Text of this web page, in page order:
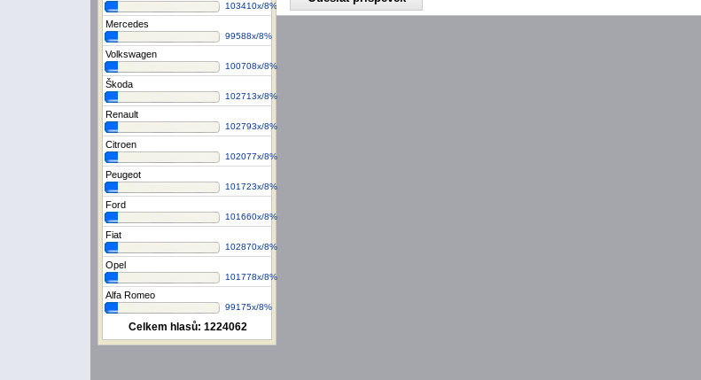
103410x/8%
Mercedes
99588x/8%
Volkswagen
100708x/8%
Škoda
102713x/8%
Renault
102793x/8%
Citroen
102077x/8%
Peugeot
101723x/8%
Ford
101660x/8%
Fiat
102870x/8%
Opel
101778x/8%
Alfa Romeo
99175x/8%
Celkem hlasů: 1224062